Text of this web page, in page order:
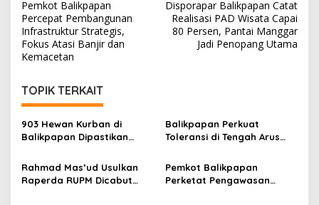
pos
Pemkot Balikpapan
Percepat Pembangunan
Infrastruktur Strategis,
Fokus Atasi Banjir dan
Kemacetan
Disporapar Balikpapan Catat
Realisasi PAD Wisata Capai
80 Persen, Pantai Manggar
Jadi Penopang Utama
TOPIK TERKAIT
903 Hewan Kurban di
Balikpapan Dipastikan
Balikpapan Perkuat
Toleransi di Tengah Arus
Rahmad Mas’ud Usulkan
Raperda RUPM Dicabut
Pemkot Balikpapan
Perketat Pengawasan